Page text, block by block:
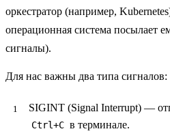
оркестратор (например,
операционная система посылает
сигналы).
Для нас важны два типа сигналов:
SIGINT (Signal Interrupt) —
Ctrl+C в терминале.